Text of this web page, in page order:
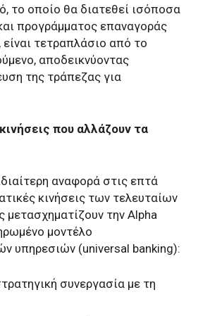
το οποίο θα διατεθεί ισόποσα
προγράμματος επαναγοράς
τετραπλάσιο από το
αποδεικνύοντας
της τράπεζας για
που αλλάζουν τα
αναφορά στις επτά
κινήσεις των τελευταίων
μετασχηματίζουν την Alpha
μοντέλο
υπηρεσιών (universal banking):
συνεργασία με τη